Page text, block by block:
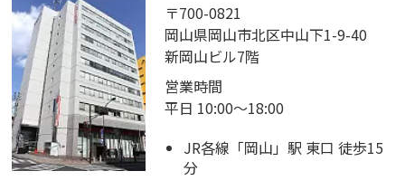
〒700-0821
岡山県岡山市北区中山下1-9-40
新岡山ビル7階
営業時間
平日 10:00～18:00
JR各線「岡山」駅 東口 徒歩15
分